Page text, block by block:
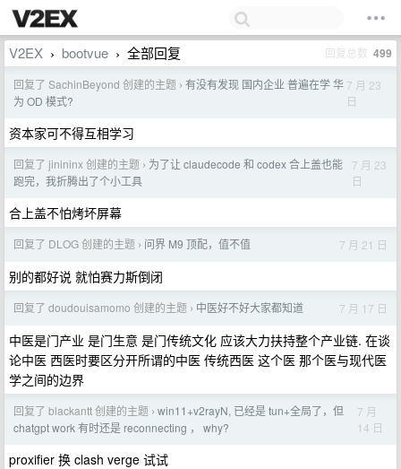
V2EX › bootvue › 全部回复 回复总数 499
回复了 SachinBeyond 创建的主题 › 有没有发现 国内企业 普遍在学 华
为 OD 模式?
7 月 23
日
资本家可不得互相学习
回复了 jinininx 创建的主题 › 为了让 claudecode 和 codex 合上盖也能
跑完，我折腾出了个小工具
7 月 23
日
合上盖不怕烤坏屏幕
回复了 DLOG 创建的主题 › 问界 M9 顶配，值不值 7 月 21 日
别的都好说 就怕赛力斯倒闭
回复了 doudouisamomo 创建的主题 › 中医好不好大家都知道 7 月 17 日
中医是门产业 是门生意 是门传统文化 应该大力扶持整个产业链. 在谈
论中医 西医时要区分开所谓的中医 传统西医 这个医 那个医与现代医
学之间的边界
回复了 blackantt 创建的主题 › win11+v2rayN, 已经是 tun+全局了，但
chatgpt work 有时还是 reconnecting ， why?
7 月
14 日
proxifier 换 clash verge 试试